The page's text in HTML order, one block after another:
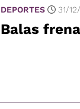
DEPORTES 31/
Balas